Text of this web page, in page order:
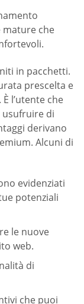
che
in pacchetti.
prescelta e
l’utente che
usufruire di
derivano
Alcuni di
evidenziati
potenziali
le nuove
web.
di
che puoi